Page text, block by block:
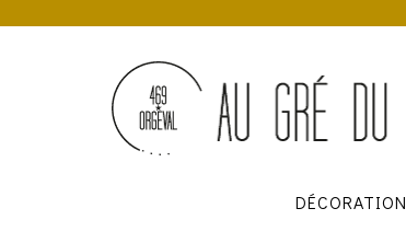
DÉCORATION